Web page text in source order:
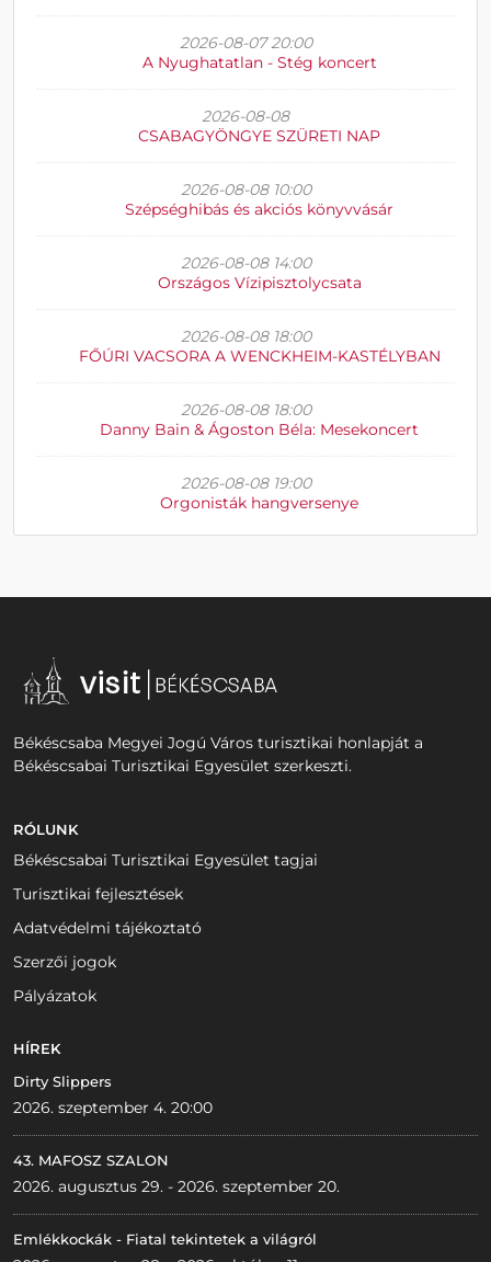
2026-08-07 20:00
A Nyughatatlan - Stég koncert
2026-08-08
CSABAGYÖNGYE SZÜRETI NAP
2026-08-08 10:00
Szépséghibás és akciós könyvvásár
2026-08-08 14:00
Országos Vízipisztolycsata
2026-08-08 18:00
FŐÚRI VACSORA A WENCKHEIM-KASTÉLYBAN
2026-08-08 18:00
Danny Bain & Ágoston Béla: Mesekoncert
2026-08-08 19:00
Orgonisták hangversenye
Békéscsaba Megyei Jogú Város turisztikai honlapját a
Békéscsabai Turisztikai Egyesület szerkeszti.
RÓLUNK
Békéscsabai Turisztikai Egyesület tagjai
Turisztikai fejlesztések
Adatvédelmi tájékoztató
Szerzői jogok
Pályázatok
HÍREK
Dirty Slippers
2026. szeptember 4. 20:00
43. MAFOSZ SZALON
2026. augusztus 29. - 2026. szeptember 20.
Emlékkockák - Fiatal tekintetek a világról